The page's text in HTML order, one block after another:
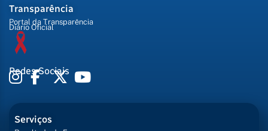
Transparência
Portal da Transparência
Diário Oficial
Redes Sociais
Serviços